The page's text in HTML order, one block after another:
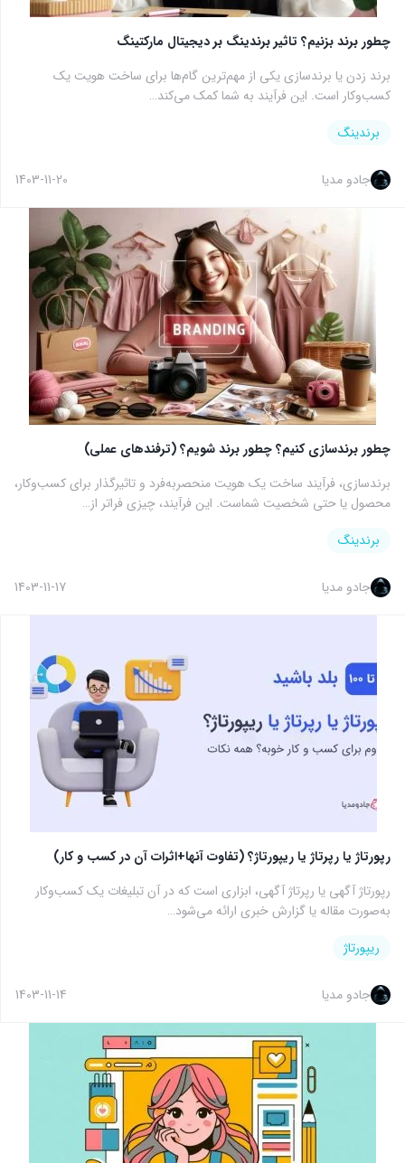
چطور برند بزنیم؟ تاثیر برندینگ بر دیجیتال مارکتینگ
برند زدن یا برندسازی یکی از مهم‌ترین گام‌ها برای ساخت هویت یک
کسب‌وکار است. این فرآیند به شما کمک می‌کند…
برندینگ
جادو مدیا 1403-11-20
چطور برندسازی کنیم؟ چطور برند شویم؟ (ترفندهای عملی)
برندسازی، فرآیند ساخت یک هویت منحصربه‌فرد و تاثیرگذار برای کسب‌وکار،
محصول یا حتی شخصیت شماست. این فرآیند، چیزی فراتر از…
برندینگ
جادو مدیا 1403-11-17
رپورتاژ یا رپرتاژ یا ریپورتاژ؟ (تفاوت آنها+اثرات آن در کسب و کار)
رپورتاژ آگهی یا رپرتاژ آگهی، ابزاری است که در آن تبلیغات یک کسب‌وکار
به‌صورت مقاله یا گزارش خبری ارائه می‌شود…
ریپورتاژ
جادو مدیا 1403-11-14